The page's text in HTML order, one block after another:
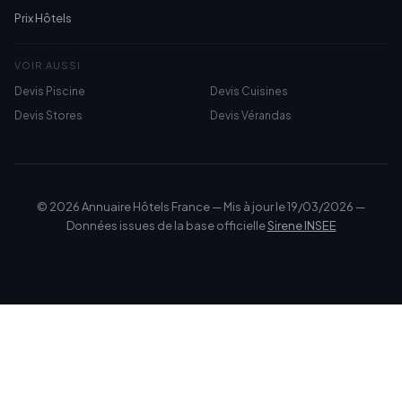
Prix Hôtels
VOIR AUSSI
Devis Piscine
Devis Cuisines
Devis Stores
Devis Vérandas
© 2026 Annuaire Hôtels France — Mis à jour le 19/03/2026 —
Données issues de la base officielleSirene INSEE